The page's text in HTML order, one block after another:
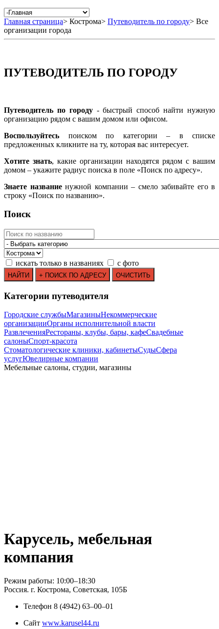
Главная страница> Кострома> Путеводитель по городу> Все
организации города
ПУТЕВОДИТЕЛЬ ПО ГОРОДУ
Путеводитель по городу- быстрый способ найти нужную
организацию рядом с вашим домом или офисом.
Воспользуйтесь поиском по категории – в списке
предложенных кликните на ту, которая вас интересует.
Хотите знать, какие организации находятся рядом с вашим
домом – укажите радиус поиска в поле «Поиск по адресу».
Знаете названиенужной компании – смело забивайте его в
строку «Поиск по названию».
Поиск
искать только в названиях с фото
Категории путеводителя
Городские службыМагазиныНекоммерческие
организацииОрганы исполнительной власти
РазвлеченияРестораны, клубы, бары, кафеСвадебные
салоныСпорт-красота
Стоматологические клиники, кабинетыСудыСфера
услугЮвелирные компании
Мебельные салоны, студии, магазины
Карусель, мебельная
компания
Режим работы: 10:00–18:30
Россия. г. Кострома, Советская, 105Б
Телефон 8 (4942) 63‒00‒01
Сайт www.karusel44.ru